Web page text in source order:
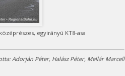
egyirányú KT8-asa
Adorján Péter, Halász Péter, Mellár Marcell